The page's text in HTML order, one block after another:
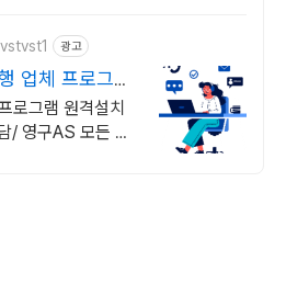
광고
업체 프로그램
로그램 원격설치
/ 영구AS 모든 영